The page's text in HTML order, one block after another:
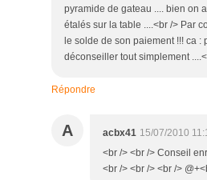
pyramide de gateau .... bien on
étalés sur la table ....<br /> Par
le solde de son paiement !!! ca :
déconseiller tout simplement
Répondre
A acbx41 15/07/2010
<br /> <br /> Conseil
<br /> <br /> <br />